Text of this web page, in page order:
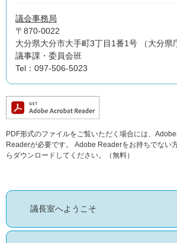
議会事務局
〒870-0022
大分県大分市大手町3丁目1番1号 （大分県
議事課・委員会班
Tel：097-506-5023
PDF形式のファイルをご覧いただく場合には、
Readerが必要です。
Adobe Readerをお持ちでない
らダウンロードしてください。（無料）
議長室へようこそ